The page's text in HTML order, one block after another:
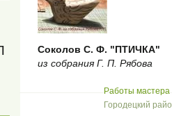
Соколов С. Ф. "ПТИЧКА"
из собрания Г. П. Рябова
Работы
Городецкий